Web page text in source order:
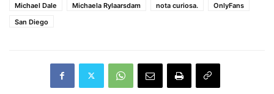
Michael Dale
Michaela Rylaarsdam nota curiosa.
OnlyFans
San Diego